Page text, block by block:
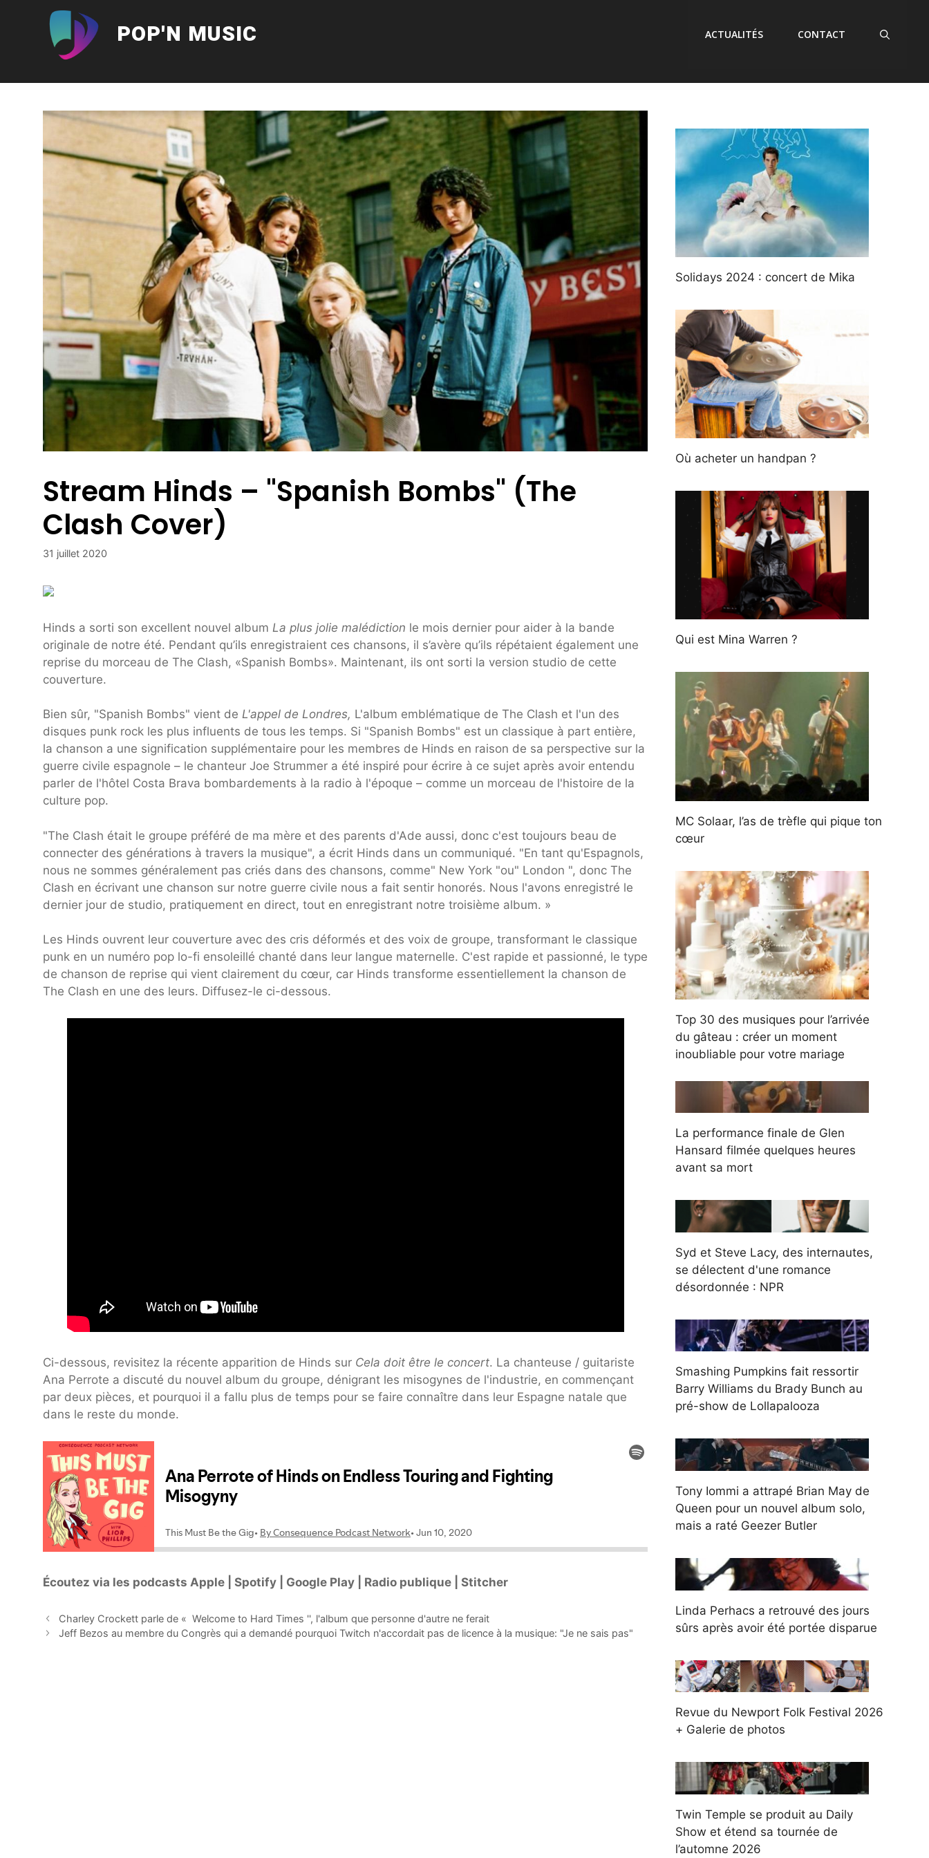
POP'N MUSIC ACTUALITÉS CONTACT
Stream Hinds – "Spanish Bombs" (The
Clash Cover)
31 juillet 2020
Hinds a sorti son excellent nouvel album La plus jolie malédiction le mois dernier pour aider à la bande
originale de notre été. Pendant qu’ils enregistraient ces chansons, il s’avère qu’ils répétaient également une
reprise du morceau de The Clash, «Spanish Bombs». Maintenant, ils ont sorti la version studio de cette
couverture.
Bien sûr, "Spanish Bombs" vient de L'appel de Londres, L'album emblématique de The Clash et l'un des
disques punk rock les plus influents de tous les temps. Si "Spanish Bombs" est un classique à part entière,
la chanson a une signification supplémentaire pour les membres de Hinds en raison de sa perspective sur la
guerre civile espagnole – le chanteur Joe Strummer a été inspiré pour écrire à ce sujet après avoir entendu
parler de l'hôtel Costa Brava bombardements à la radio à l'époque – comme un morceau de l'histoire de la
culture pop.
"The Clash était le groupe préféré de ma mère et des parents d'Ade aussi, donc c'est toujours beau de
connecter des générations à travers la musique", a écrit Hinds dans un communiqué. "En tant qu'Espagnols,
nous ne sommes généralement pas criés dans des chansons, comme" New York "ou" London ", donc The
Clash en écrivant une chanson sur notre guerre civile nous a fait sentir honorés. Nous l'avons enregistré le
dernier jour de studio, pratiquement en direct, tout en enregistrant notre troisième album. »
Les Hinds ouvrent leur couverture avec des cris déformés et des voix de groupe, transformant le classique
punk en un numéro pop lo-fi ensoleillé chanté dans leur langue maternelle. C'est rapide et passionné, le type
de chanson de reprise qui vient clairement du cœur, car Hinds transforme essentiellement la chanson de
The Clash en une des leurs. Diffusez-le ci-dessous.
Ci-dessous, revisitez la récente apparition de Hinds sur Cela doit être le concert. La chanteuse / guitariste
Ana Perrote a discuté du nouvel album du groupe, dénigrant les misogynes de l'industrie, en commençant
par deux pièces, et pourquoi il a fallu plus de temps pour se faire connaître dans leur Espagne natale que
dans le reste du monde.
Écoutez via les podcasts Apple | Spotify | Google Play | Radio publique | Stitcher
Charley Crockett parle de « Welcome to Hard Times '', l'album que personne d'autre ne ferait
Jeff Bezos au membre du Congrès qui a demandé pourquoi Twitch n'accordait pas de licence à la musique: "Je ne sais pas"
Solidays 2024 : concert de Mika
Où acheter un handpan ?
Qui est Mina Warren ?
MC Solaar, l’as de trèfle qui pique ton
cœur
Top 30 des musiques pour l’arrivée
du gâteau : créer un moment
inoubliable pour votre mariage
La performance finale de Glen
Hansard filmée quelques heures
avant sa mort
Syd et Steve Lacy, des internautes,
se délectent d'une romance
désordonnée : NPR
Smashing Pumpkins fait ressortir
Barry Williams du Brady Bunch au
pré-show de Lollapalooza
Tony Iommi a attrapé Brian May de
Queen pour un nouvel album solo,
mais a raté Geezer Butler
Linda Perhacs a retrouvé des jours
sûrs après avoir été portée disparue
Revue du Newport Folk Festival 2026
+ Galerie de photos
Twin Temple se produit au Daily
Show et étend sa tournée de
l’automne 2026